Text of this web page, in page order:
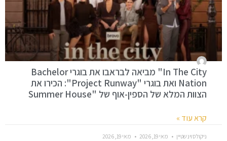
In The City" מביאה לבראבו את בוגרי Bachelor
Nation ואת בוגרי "Project Runway": הכירו את
הצוות המלא של הספין-אוף של "Summer House
קרא עוד »
ניקולס וינשטיין מאי 19, 2026 מאי 19, 2026